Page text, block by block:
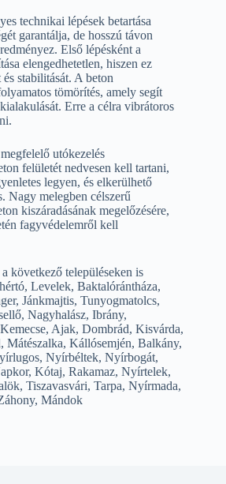
technikai lépések betartása
garantálja, de hosszú távon
Első lépésként a
elengedhetetlen, hiszen ez
stabilitását. A beton
tömörítés, amely segít
Erre a célra vibrátoros
utókezelés
felületét nedvesen kell tartani,
legyen, és elkerülhető
Nagy melegben célszerű
kiszáradásának megelőzésére,
fagyvédelemről kell
következő településeken is
Levelek, Baktalórántháza,
Jánkmajtis, Tunyogmatolcs,
Nagyhalász, Ibrány,
Ajak, Dombrád, Kisvárda,
Mátészalka, Kállósemjén, Balkány,
Nyírbéltek, Nyírbogát,
Kótaj, Rakamaz, Nyírtelek,
Tiszavasvári, Tarpa, Nyírmada,
Mándok